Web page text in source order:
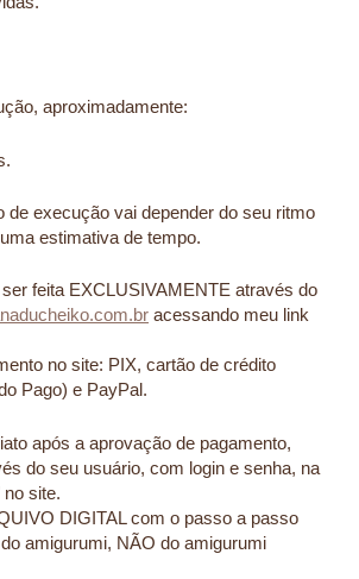
aproximadamente:
de execução vai depender do seu ritmo
estimativa de tempo.
feita EXCLUSIVAMENTE através do
acessando meu link
no site: PIX, cartão de crédito
Pago) e PayPal.
após a aprovação de pagamento,
do seu usuário, com login e senha, na
no site.
DIGITAL com o passo a passo
amigurumi, NÃO do amigurumi